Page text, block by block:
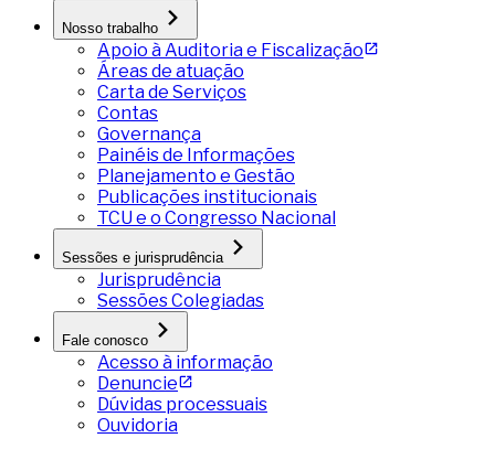
Nosso trabalho
Apoio à Auditoria e Fiscalização
Áreas de atuação
Carta de Serviços
Contas
Governança
Painéis de Informações
Planejamento e Gestão
Publicações institucionais
TCU e o Congresso Nacional
Sessões e jurisprudência
Jurisprudência
Sessões Colegiadas
Fale conosco
Acesso à informação
Denuncie
Dúvidas processuais
Ouvidoria